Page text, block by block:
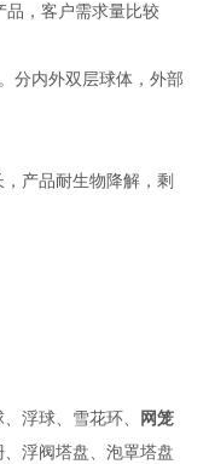
品，客户需求量比较
分内外双层球体，外部
产品耐生物降解，剩
浮球、雪花环、
网笼
浮阀塔盘、泡罩塔盘